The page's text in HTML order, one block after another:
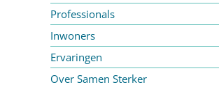
Professionals
Inwoners
Ervaringen
Over Samen Sterker